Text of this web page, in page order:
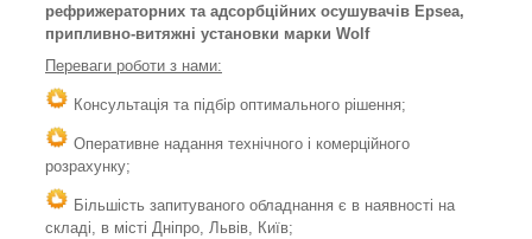
рефрижераторних та адсорбційних осушувачів Epsea,
припливно-витяжні установки марки Wolf
Переваги роботи з нами:
Консультація та підбір оптимального рішення;
Оперативне надання технічного і комерційного
розрахунку;
Більшість запитуваного обладнання є в наявності на
складі, в місті Дніпро, Львів, Київ;